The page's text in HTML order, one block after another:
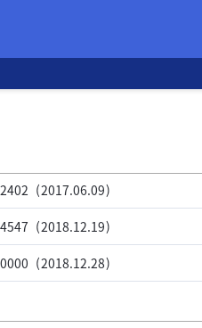
(2017.06.09)
(2018.12.19)
(2018.12.28)